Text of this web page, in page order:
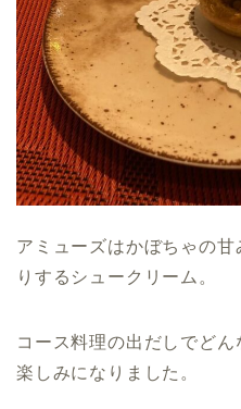
アミューズはかぼちゃの
りするシュークリーム。
コース料理の出だしでど
楽しみになりました。